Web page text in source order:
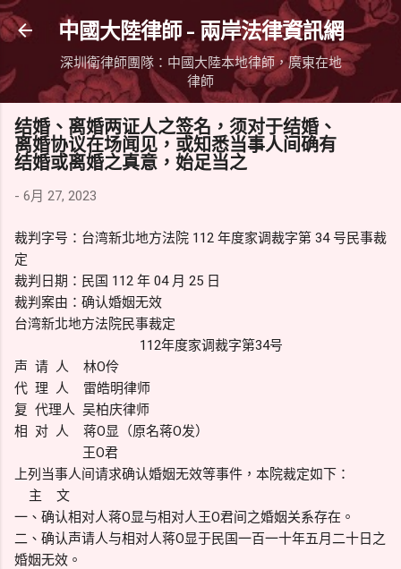
跳到主要內容
中國大陸律師 - 兩岸法律資訊網
深圳衛律師團隊：中國大陸本地律師，廣東在地
律師
结婚、离婚两证人之签名，须对于结婚、
离婚协议在场闻见，或知悉当事人间确有
结婚或离婚之真意，始足当之
- 6月 27, 2023
裁判字号：台湾新北地方法院 112 年度家调裁字第 34 号民事裁
定
裁判日期：民国 112 年 04 月 25 日
裁判案由：确认婚姻无效
台湾新北地方法院民事裁定
112年度家调裁字第34号
声 请 人 林O伶
代 理 人 雷皓明律师
复 代理人 吴柏庆律师
相 对 人 蒋O显（原名蒋O发）
王O君
上列当事人间请求确认婚姻无效等事件，本院裁定如下：
主 文
一、确认相对人蒋O显与相对人王O君间之婚姻关系存在。
二、确认声请人与相对人蒋O显于民国一百一十年五月二十日之
婚姻无效。